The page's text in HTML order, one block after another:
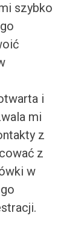
szybko
i
mi
z
z
w